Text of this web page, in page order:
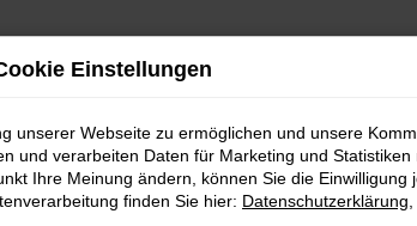
Einstellungen
unserer Webseite zu ermöglichen und unsere
und verarbeiten Daten für Marketing und Statistiken
Ihre Meinung ändern, können Sie die Einwilligung
finden Sie hier: Datenschutzerklärung